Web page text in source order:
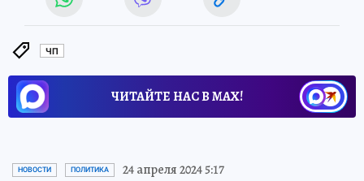
ЧП
ЧИТАЙТЕ НАС В МАХ!
НОВОСТИ ПОЛИТИКА 24 апреля 2024 5:17